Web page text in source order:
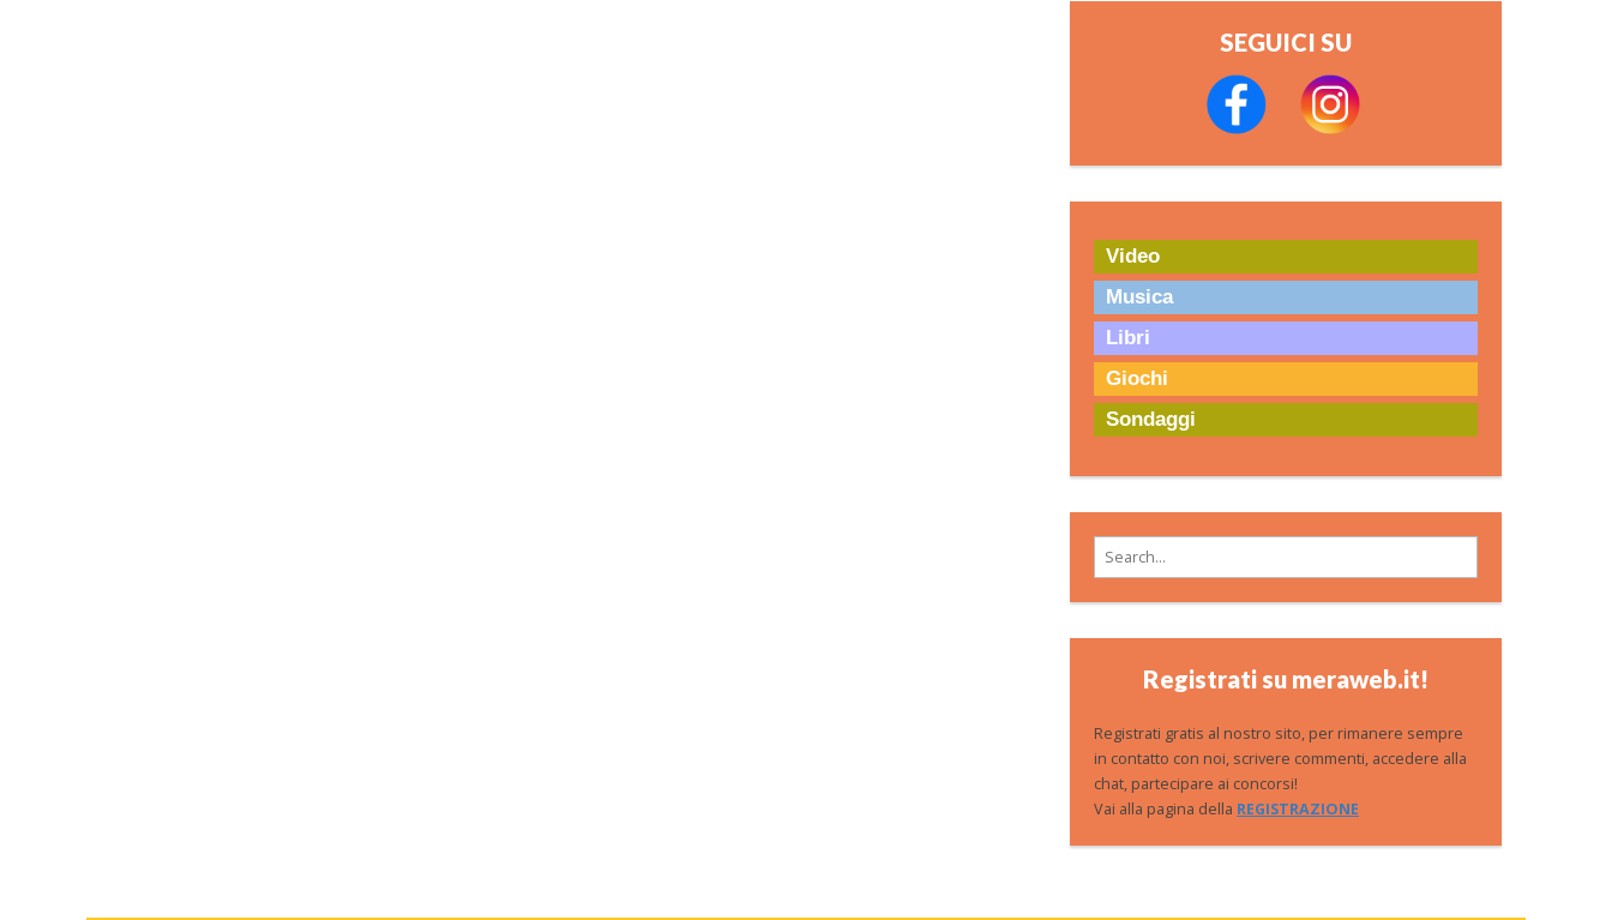
SEGUICI SU
Video
Musica
Libri
Giochi
Sondaggi
Search for:
Registrati su meraweb.it!
Registrati gratis al nostro sito, per rimanere sempre
in contatto con noi, scrivere commenti, accedere alla
chat, partecipare ai concorsi!
Vai alla pagina della REGISTRAZIONE